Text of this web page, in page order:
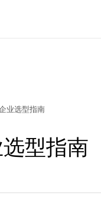
业选型指南
型指南